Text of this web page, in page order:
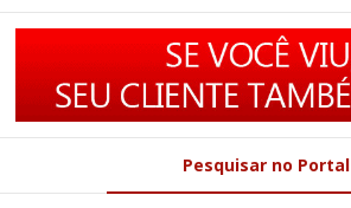
Pesquisar no Portal